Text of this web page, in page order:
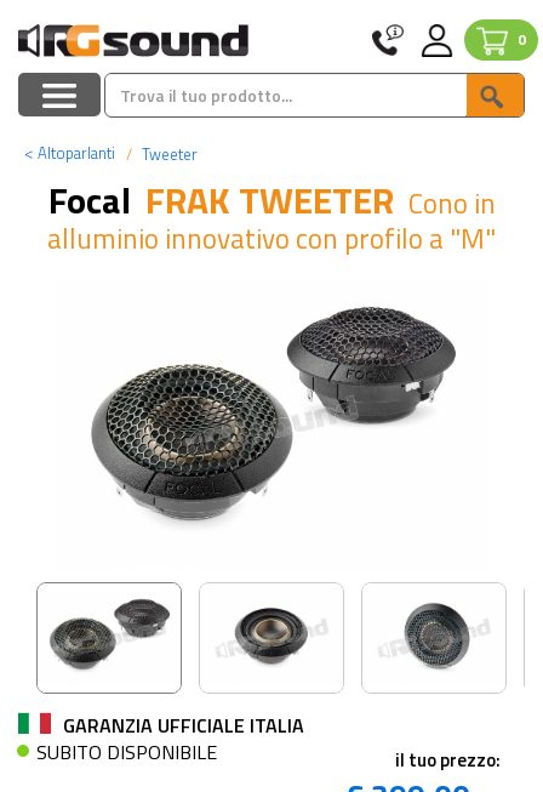
0
< Altoparlanti Tweeter
Focal FRAK TWEETER Cono in
alluminio innovativo con profilo a "M"
GARANZIA UFFICIALE ITALIA
SUBITO DISPONIBILE
il tuo prezzo: